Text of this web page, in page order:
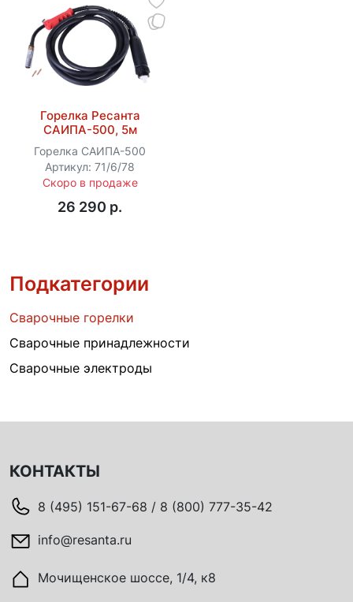
Горелка Ресанта
САИПА-500, 5м
Горелка САИПА-500
Артикул: 71/6/78
Скоро в продаже
26 290 p.
Подкатегории
Сварочные горелки
Сварочные принадлежности
Сварочные электроды
КОНТАКТЫ
8 (495) 151-67-68 / 8 (800) 777-35-42
info@resanta.ru
Мочищенское шоссе, 1/4, к8